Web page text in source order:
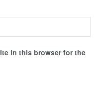
in this browser for the